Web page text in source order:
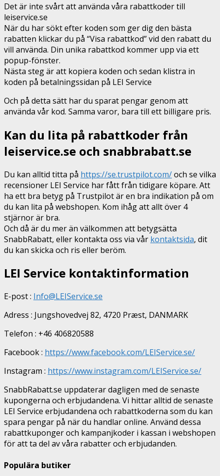
Det är inte svårt att använda våra rabattkoder till
leiservice.se
När du har sökt efter koden som ger dig den bästa
rabatten klickar du på “Visa rabattkod” vid den rabatt du
vill använda. Din unika rabattkod kommer upp via ett
popup-fönster.
Nästa steg är att kopiera koden och sedan klistra in
koden på betalningssidan på LEI Service
Och på detta sätt har du sparat pengar genom att
använda vår kod. Samma varor, bara till ett billigare pris.
Kan du lita på rabattkoder från
leiservice.se och snabbrabatt.se
Du kan alltid titta på https://se.trustpilot.com/och se vilka
recensioner LEI Service har fått från tidigare köpare. Att
ha ett bra betyg på Trustpilot är en bra indikation på om
du kan lita på webshopen. Kom ihåg att allt över 4
stjärnor är bra.
Och då är du mer än välkommen att betygsätta
SnabbRabatt, eller kontakta oss via vår kontaktsida, dit
du kan skicka och ris eller beröm.
LEI Service kontaktinformation
E-post : Info@LEIService.se
Adress : Jungshovedvej 82, 4720 Præst, DANMARK
Telefon : +46 406820588
Facebook : https://www.facebook.com/LEIService.se/
Instagram : https://www.instagram.com/LEIService.se/
SnabbRabatt.se uppdaterar dagligen med de senaste
kupongerna och erbjudandena. Vi hittar alltid de senaste
LEI Service erbjudandena och rabattkoderna som du kan
spara pengar på när du handlar online. Använd dessa
rabattkuponger och kampanjkoder i kassan i webshopen
för att ta del av våra rabatter och erbjudanden.
Populära butiker